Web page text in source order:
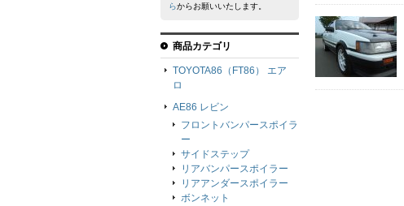
らからお願いいたします。
商品カテゴリ
TOYOTA86（FT86） エア
ロ
AE86 レビン
フロントバンパースポイラ
ー
サイドステップ
リアバンパースポイラー
リアアンダースポイラー
ボンネット